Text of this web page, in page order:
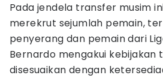
Pada jendela transfer musim
merekrut sejumlah pemain,
penyerang dan pemain dari
Bernardo mengakui kebijakan
disesuaikan dengan